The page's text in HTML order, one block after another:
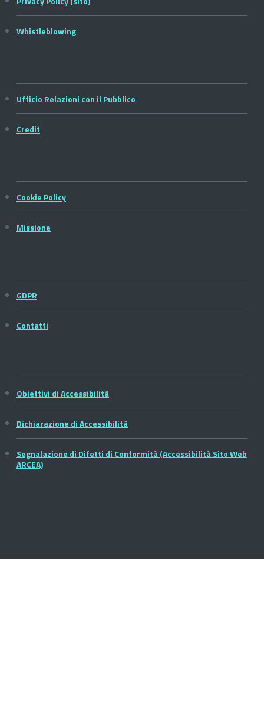
Whistleblowing
Ufficio Relazioni con il Pubblico
Credit
Cookie Policy
Missione
GDPR
Contatti
Obiettivi di Accessibilità
Dichiarazione di Accessibilità
Segnalazione di Difetti di Conformità (Accessibilità Sito Web
ARCEA)